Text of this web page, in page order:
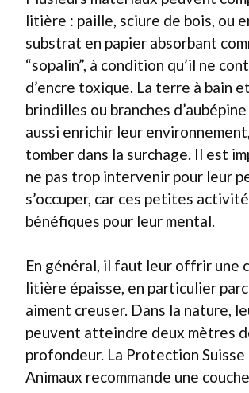
litière : paille, sciure de bois, ou
substrat en papier absorbant
“sopalin”, à condition qu’il ne
d’encre toxique. La terre à bain
brindilles ou branches
aussi enrichir leur
tomber dans la surchage. Il est
ne pas trop intervenir pour leur
s’occuper, car ces petites
bénéfiques pour leur mental.
En général, il faut leur offrir une
litière épaisse, en particulier
aiment creuser. Dans la nature,
peuvent atteindre deux mètres
profondeur. La Protection Suisse
Animaux recommande une